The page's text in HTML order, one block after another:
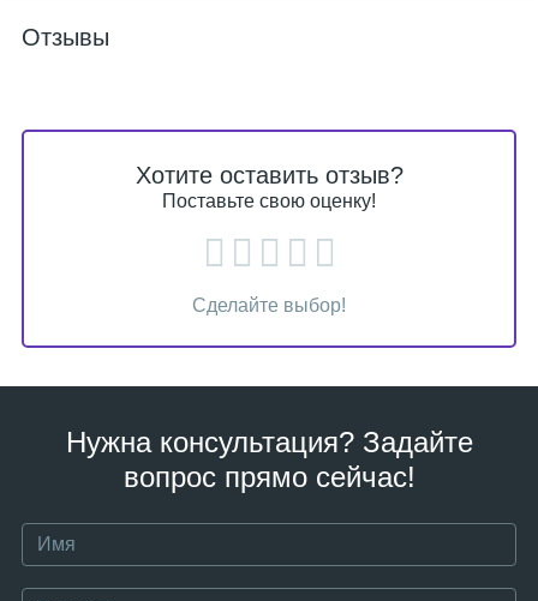
Отзывы
Хотите оставить отзыв?
Поставьте свою оценку!
Сделайте выбор!
Нужна консультация? Задайте
вопрос прямо сейчас!